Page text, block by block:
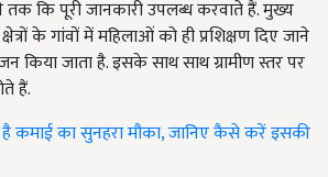
तक कि पूरी जानकारी उपलब्ध करवाते हैं. मुख्य
के गांवों में महिलाओं को ही प्रशिक्षण दिए जाने
किया जाता है. इसके साथ साथ ग्रामीण स्तर पर
हैं.
कमाई का सुनहरा मौका, जानिए कैसे करें इसकी